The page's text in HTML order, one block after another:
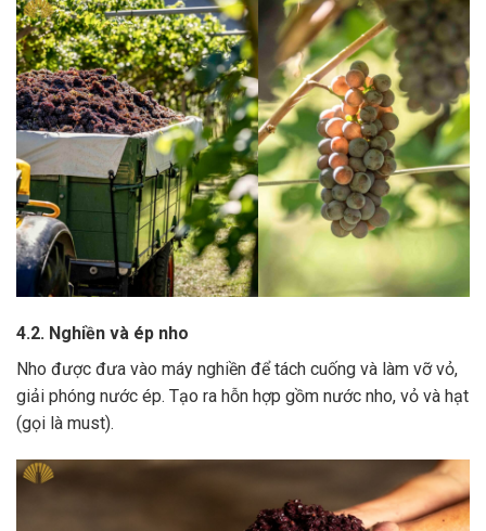
4.2. Nghiền và ép nho
Nho được đưa vào máy nghiền để tách cuống và làm vỡ vỏ,
giải phóng nước ép. Tạo ra hỗn hợp gồm nước nho, vỏ và hạt
(gọi là must).